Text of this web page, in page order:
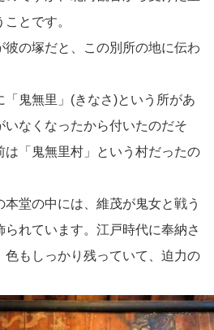
とです。
彼の塚だと、この別所の地に伝わ
「鬼無里」(きなさ)という所があ
いなくなったから付いたのだそ
は「鬼無里村」という村だったの
堂の中には、維茂が鬼女と戦う
れています。江戸時代に奉納さ
色もしっかり残っていて、迫力の